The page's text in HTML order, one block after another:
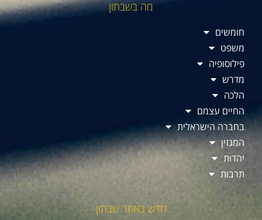
מה בשבתון
חומשים
משפט
פילוסופיה
מדרש
הלכה
החיים עצמם
בחברה הישראלית
המגזין
יהדות
תרבות
חדש באתר שבתון